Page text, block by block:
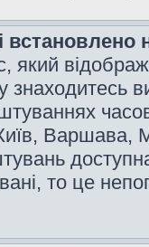
який
знаходитесь
Варшава,
то це